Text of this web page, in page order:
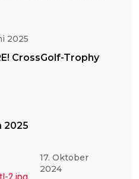
2025
CrossGolf-Trophy
2025
17. Oktober
2024